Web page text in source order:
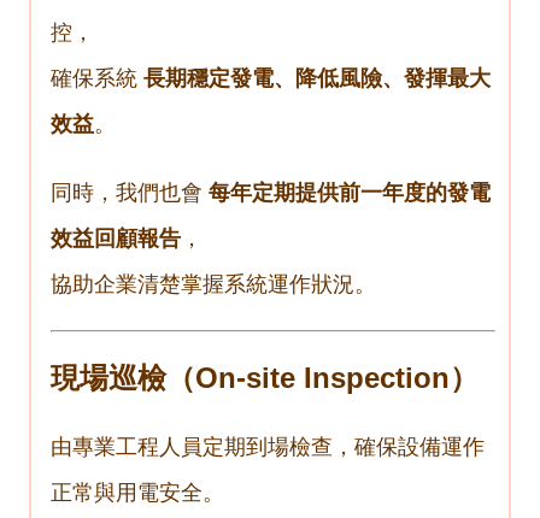
控，
確保系統長期穩定發電、降低風險、發揮最大
效益。
同時，我們也會每年定期提供前一年度的發電
效益回顧報告 ，
協助企業清楚掌握系統運作狀況。
現場巡檢（On-site Inspection）
由專業工程人員定期到場檢查，確保設備運作
正常與用電安全。